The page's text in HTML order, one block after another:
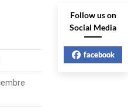
Follow us on
Social Media
facebook